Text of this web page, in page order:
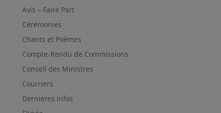
Avis – Faire Part
Cérémonies
Chants et Poèmes
Compte-Rendu de Commissions
Conseil des Ministres
Courriers
Dernières infos